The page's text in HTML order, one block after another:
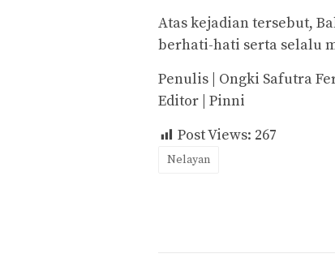
Atas kejadian tersebut,
berhati-hati serta selalu
Penulis | Ongki Safutra
Editor | Pinni
Post Views: 267
Nelayan